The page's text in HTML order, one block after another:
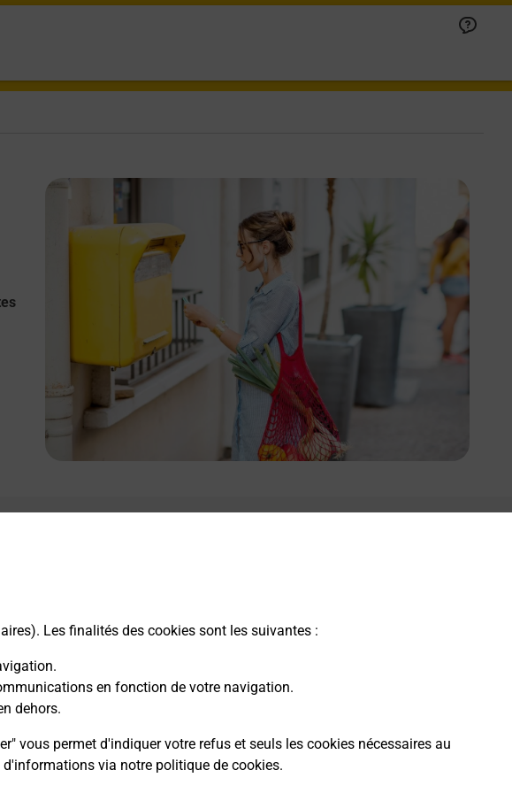
Les finalités des cookies sont les suivantes :
en fonction de votre navigation.
dehors.
vous permet d'indiquer votre refus et seuls les cookies nécessaires au
d'informations via notre politique de cookies.